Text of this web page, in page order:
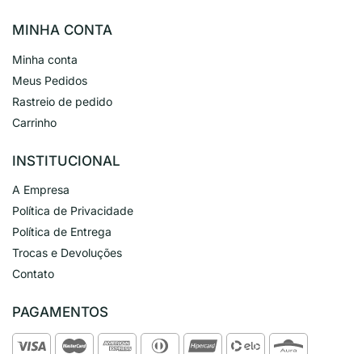
MINHA CONTA
Minha conta
Meus Pedidos
Rastreio de pedido
Carrinho
INSTITUCIONAL
A Empresa
Política de Privacidade
Política de Entrega
Trocas e Devoluções
Contato
PAGAMENTOS